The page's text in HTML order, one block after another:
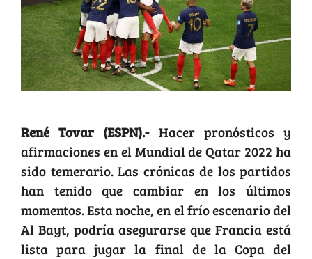
René Tovar (ESPN).-Hacer pronósticos y
afirmaciones en el Mundial de Qatar 2022 ha
sido temerario. Las crónicas de los partidos
han tenido que cambiar en los últimos
momentos. Esta noche, en el frío escenario del
Al Bayt, podría asegurarse que Francia está
lista para jugar la final de la Copa del